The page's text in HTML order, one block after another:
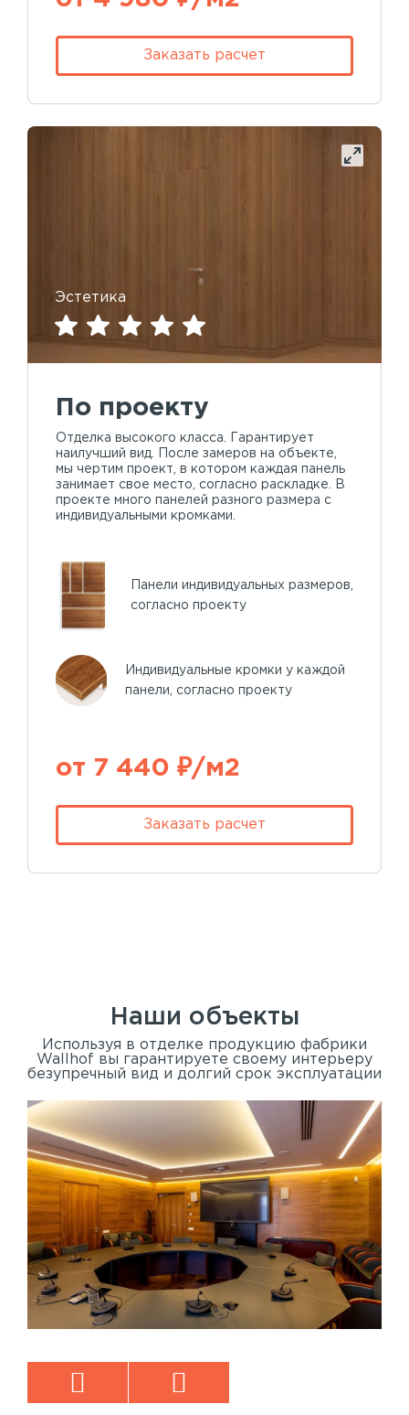
Заказать расчет
Эстетика
По проекту
Отделка высокого класса. Гарантирует
наилучший вид. После замеров на объекте,
мы чертим проект, в котором каждая панель
занимает свое место, согласно раскладке. В
проекте много панелей разного размера с
индивидуальными кромками.
Панели индивидуальных размеров,
согласно проекту
Индивидуальные кромки у каждой
панели, согласно проекту
от 7 440 ₽/м2
Заказать расчет
Наши объекты
Используя в отделке продукцию фабрики
Wallhof вы гарантируете своему интерьеру
безупречный вид и долгий срок эксплуатации